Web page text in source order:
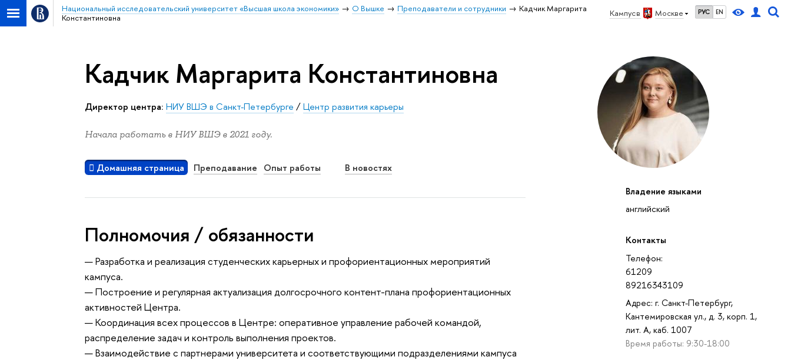
Кампус в Москве РУС EN
Национальный исследовательский университет «Высшая школа экономики» О Вышке Преподаватели и сотрудники
Кадчик Маргарита
Константиновна
Владение языками
английский
Контакты
Телефон:
61209
89216343109
Адрес: г. Санкт-Петербург,
Кантемировская ул., д. 3, корп. 1,
лит. А, каб. 1007
Время работы: 9:30-18:00
Кадчик Маргарита Константиновна
Директор центра: НИУ ВШЭ в Санкт-Петербурге /Центр развития карьеры
Начала работать в НИУ ВШЭ в 2021 году.
Домашняя страница Преподавание Опыт работы В новостях
Полномочия / обязанности
— Разработка и реализация студенческих карьерных и профориентационных мероприятий
кампуса.
— Построение и регулярная актуализация долгосрочного контент-плана профориентационных
активностей Центра.
— Координация всех процессов в Центре: оперативное управление рабочей командой,
распределение задач и контроль выполнения проектов.
— Взаимодействие с партнерами университета и соответствующими подразделениями кампуса